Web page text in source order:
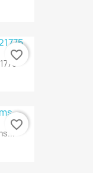
favorite_border
favorite_border